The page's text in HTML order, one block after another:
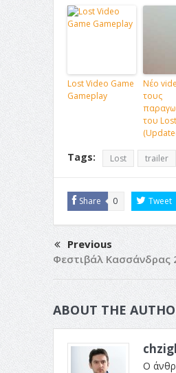
Lost Video Game
Gameplay
Νέο
τους
του Lost
Tags: Lost trailer
Share 0 Tweet
Previous
Φεστιβάλ Κασσάνδρας
ABOUT THE
Ο